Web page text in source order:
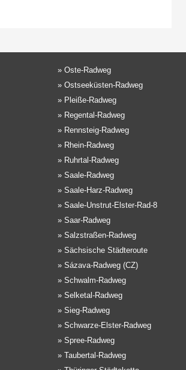
» Oste-Radweg
» Ostseeküsten-Radweg
» Pleiße-Radweg
» Regental-Radweg
» Rennsteig-Radweg
» Rhein-Radweg
» Ruhrtal-Radweg
» Saale-Radweg
» Saale-Harz-Radweg
» Saale-Unstrut-Elster-Rad-8
» Saar-Radweg
» Salzstraßen-Radweg
» Sächsische Städteroute
» Sázava-Radweg (CZ)
» Schwalm-Radweg
» Selketal-Radweg
» Sieg-Radweg
» Schwarze-Elster-Radweg
» Spree-Radweg
» Taubertal-Radweg